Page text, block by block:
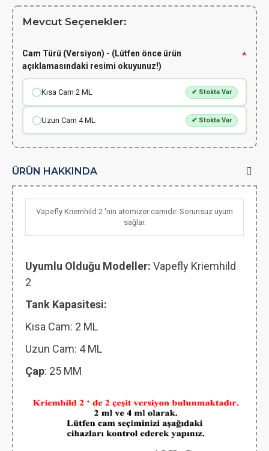
Mevcut Seçenekler:
Cam Türü (Versiyon) - (Lütfen önce ürün
açıklamasındaki resimi okuyunuz!)
Kısa Cam 2 ML ✔ Stokta Var
Uzun Cam 4 ML ✔ Stokta Var
ÜRÜN HAKKINDA
Vapefly Kriemhild 2 'nin atomizer camıdır. Sorunsuz uyum
sağlar.
Uyumlu Olduğu Modeller: Vapefly Kriemhild
2
Tank Kapasitesi:
Kısa Cam: 2 ML
Uzun Cam: 4 ML
Çap: 25 MM